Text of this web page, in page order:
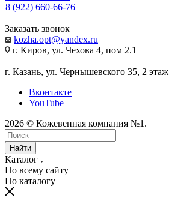
8 (922) 660-66-76
Заказать звонок
kozha.opt@yandex.ru
г. Киров, ул. Чехова 4, пом 2.1
г. Казань, ул. Чернышевского 35, 2 этаж
Вконтакте
YouTube
2026 © Кожевенная компания №1.
Найти
Каталог
По всему сайту
По каталогу